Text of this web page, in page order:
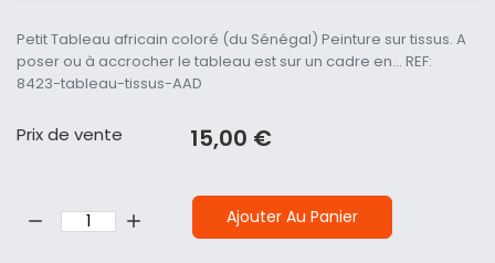
Petit Tableau africain coloré (du Sénégal) Peinture sur tissus. A
poser ou à accrocher le tableau est sur un cadre en... REF:
8423-tableau-tissus-AAD
Prix ​​de vente 15,00 €
Ajouter Au Panier